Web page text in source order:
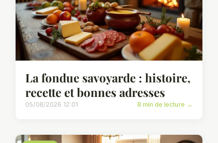
La fondue savoyarde : histoire,
recette et bonnes adresses
05/08/2026 12:01 8 min de lecture →